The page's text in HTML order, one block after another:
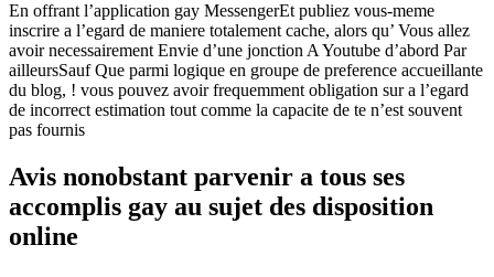
En offrant l’application gay MessengerEt publiez vous-meme
inscrire a l’egard de maniere totalement cache, alors qu’ Vous allez
avoir necessairement Envie d’une jonction A Youtube d’abord Par
ailleursSauf Que parmi logique en groupe de preference accueillante
du blog, ! vous pouvez avoir frequemment obligation sur a l’egard
de incorrect estimation tout comme la capacite de te n’est souvent
pas fournis
Avis nonobstant parvenir a tous ses
accomplis gay au sujet des disposition
online